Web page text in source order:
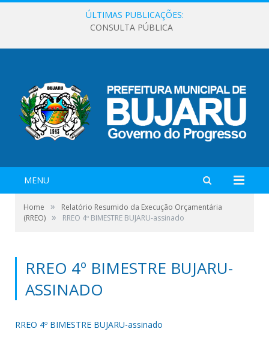
ÚLTIMAS PUBLICAÇÕES:
CONSULTA PÚBLICA
MENU
Home »
Relatório Resumido da Execução Orçamentária
(RREO) » RREO 4º BIMESTRE BUJARU-assinado
RREO 4º BIMESTRE BUJARU-
ASSINADO
RREO 4º BIMESTRE BUJARU-assinado